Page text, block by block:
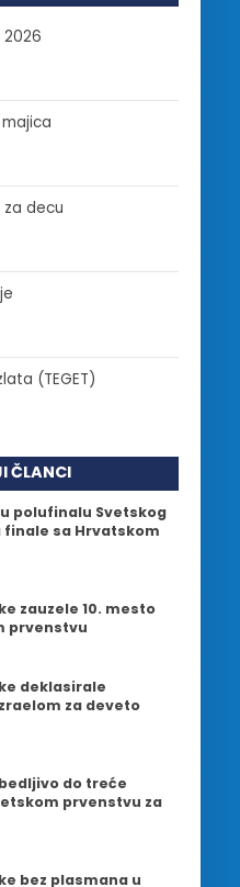
decu
(TEGET)
ČLANCI
polufinalu Svetskog
finale sa Hrvatskom
zauzele 10. mesto
prvenstvu
deklasirale
za deveto
do treće
prvenstvu za
bez plasmana u